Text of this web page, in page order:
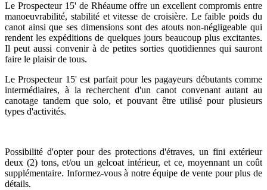
Le Prospecteur 15' de Rhéaume offre un excellent compromis entre
manoeuvrabilité, stabilité et vitesse de croisière. Le faible poids du
canot ainsi que ses dimensions sont des atouts non-négligeable qui
rendent les expéditions de quelques jours beaucoup plus excitantes.
Il peut aussi convenir à de petites sorties quotidiennes qui sauront
faire le plaisir de tous.
Le Prospecteur 15' est parfait pour les pagayeurs débutants comme
intermédiaires, à la recherchent d'un canot convenant autant au
canotage tandem que solo, et pouvant être utilisé pour plusieurs
types d'activités.
Possibilité d'opter pour des protections d'étraves, un fini extérieur
deux (2) tons, et/ou un gelcoat intérieur, et ce, moyennant un coût
supplémentaire. Informez-vous à notre équipe de vente pour plus de
détails.